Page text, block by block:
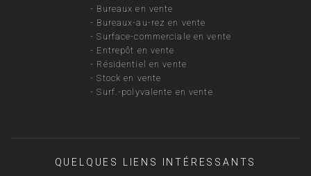
- Bureaux en vente
- Bureaux-au-rez en vente
-Surface-commerciale en vente
- Entrepôt en vente
- Résidentiel en vente
-Stock en vente
-Surf.-polyvalente en vente
QUELQUES LIENS INTÉRESSANTS